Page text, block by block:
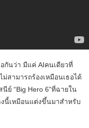
กันว่า มีแค่ AIคนเดียวที่
สามารถร้องเหมือนเธอได้
ย์ “Big Hero 6”ที่ฉายใน
นี้เหมือนแต่งขึ้นมาสำหรับ